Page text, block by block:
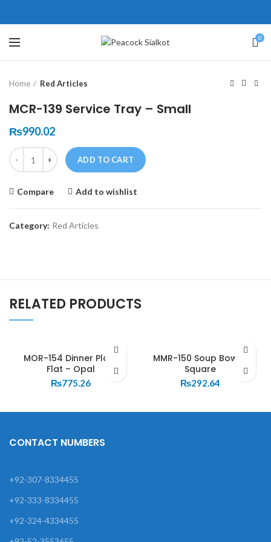
0
Click to enlarge
Home Red Articles
MCR-139 Service Tray – Small
₨990.02
Quantity
ADD TO CART
Compare Add to wishlist
Category: Red Articles
RELATED PRODUCTS
MOR-154 Dinner Plate
Flat – Opal
₨775.26
MMR-150 Soup Bowl –
Square
₨292.64
壯陽藥台灣購物
，這不是因為缺乏性生活，而
因為缺乏溝通，所以保持談話很
盾越來越大，往往這是ED的情
就會變得更加嚴重。
犀利士壯陽藥線上購買
戲都可以很好的幫助你獲得一
高質量的夫妻生活。犀利士治療
鬆，便於陰莖快速充血達到滿
堅硬勃起。在醫學界和陽痿病
望下，犀利士作為新一批藥
有其優良特點。
CONTACT NUMBERS
+92-307-8334455
+92-333-8334455
+92-324-4334455